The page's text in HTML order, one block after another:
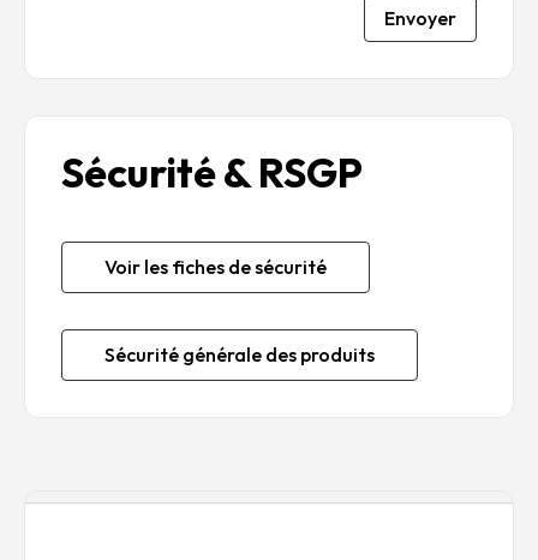
Envoyer
Sécurité & RSGP
Voir les fiches de sécurité
Sécurité générale des produits